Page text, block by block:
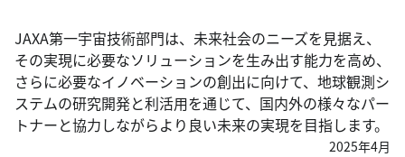
JAXA第一宇宙技術部門は、未来社会のニーズを見据え、
その実現に必要なソリューションを生み出す能力を高め、
さらに必要なイノベーションの創出に向けて、地球観測シ
ステムの研究開発と利活用を通じて、国内外の様々なパー
トナーと協力しながらより良い未来の実現を目指します。
2025年4月